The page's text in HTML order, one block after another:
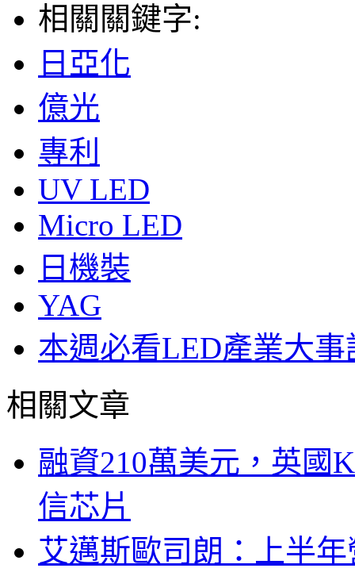
相關關鍵字:
日亞化
億光
專利
UV LED
Micro LED
日機裝
YAG
本週必看LED產業大事
相關文章
融資210萬美元，英國
信芯片
艾邁斯歐司朗：上半